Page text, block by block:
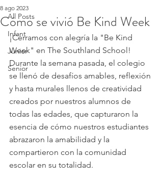
All Posts
Infant
Junior
Senior
Cómo se vivió Be Kind Week
8 ago 2023
¡Cerramos con alegría la "Be Kind
Week" en The Southland School!
Durante la semana pasada, el colegio
se llenó de desafíos amables, reflexión
y hasta murales llenos de creatividad
creados por nuestros alumnos de
todas las edades, que capturaron la
esencia de cómo nuestros estudiantes
abrazaron la amabilidad y la
compartieron con la comunidad
escolar en su totalidad.